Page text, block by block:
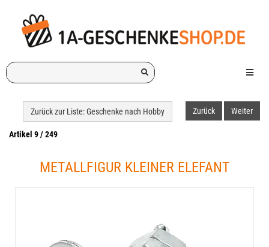
Ich
suche
Geschenk
Menü
Zurück zur Liste: Geschenke nach Hobby Zurück Weiter
Artikel 9 / 249
METALLFIGUR KLEINER ELEFANT